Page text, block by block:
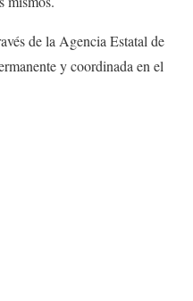
de la Agencia Estatal de
y coordinada en el